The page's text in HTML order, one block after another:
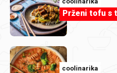
Članak
Znate li koji je
savršeno kremaste
Prženi tofu s
coolinarika